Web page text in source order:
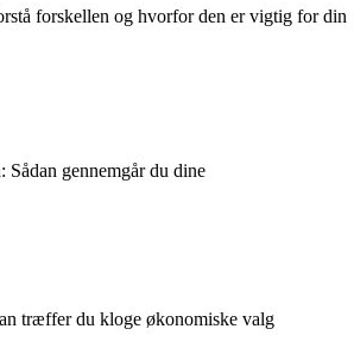
forskellen og hvorfor den er vigtig for din
Sådan gennemgår du dine
træffer du kloge økonomiske valg